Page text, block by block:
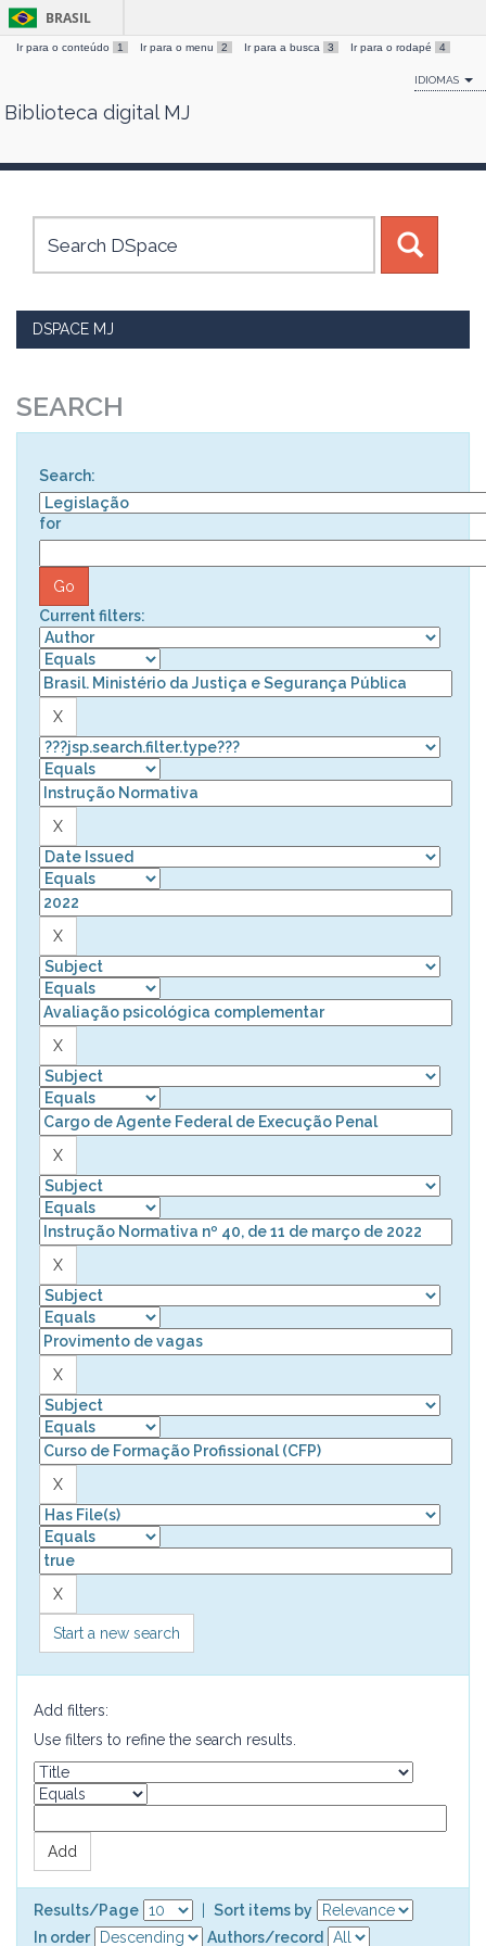
Skip
BRASIL
Ir para o conteúdo 1 Ir para o menu 2 Ir para a busca 3 Ir para o rodapé 4
IDIOMAS
Biblioteca digital MJ
DSPACE MJ
SEARCH
Search:
for
Current filters:
Start a new search
Add filters:
Use filters to refine the search results.
Results/Page
Sort items by
In order
Authors/record